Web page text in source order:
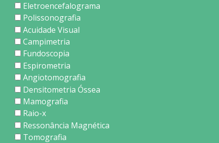
Eletroencefalograma
Polissonografia
Acuidade Visual
Campimetria
Fundoscopia
Espirometria
Angiotomografia
Densitometria Óssea
Mamografia
Raio-x
Ressonância Magnética
Tomografia